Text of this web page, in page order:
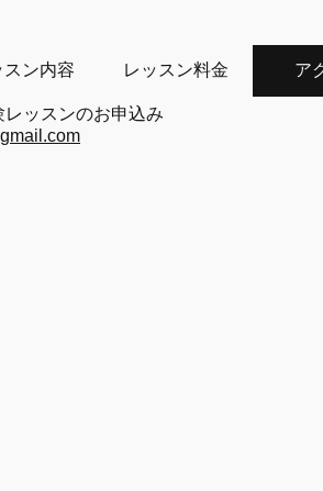
スン内容 レッスン料金 ア
ッスンのお申込み